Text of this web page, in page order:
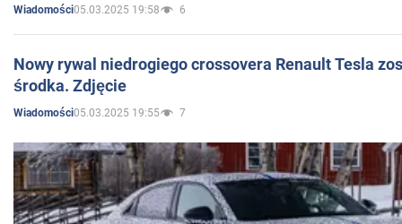
Wiadomości05.03.2025 19:58 6
Nowy rywal niedrogiego crossovera Renault Tesla
środka. Zdjęcie
Wiadomości05.03.2025 19:55 7